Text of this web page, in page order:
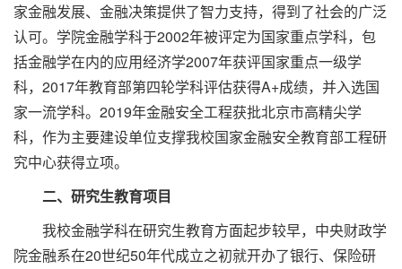
家金融发展、金融决策提供了智力支持，得到了社会的广泛
认可。学院金融学科于2002年被评定为国家重点学科，包
括金融学在内的应用经济学2007年获评国家重点一级学
科，2017年教育部第四轮学科评估获得A+成绩，并入选国
家一流学科。2019年金融安全工程获批北京市高精尖学
科，作为主要建设单位支撑我校国家金融安全教育部工程研
究中心获得立项。
二、研究生教育项目
我校金融学科在研究生教育方面起步较早，中央财政学
院金融系在20世纪50年代成立之初就开办了银行、保险研